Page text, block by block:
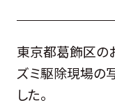
東京都葛飾区の
ズミ駆除現場の
した。